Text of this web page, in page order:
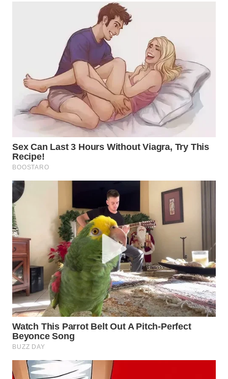
SIMALUNGUN
WN
LABUHANBATU
TAPANULI
TENGAH
SERDANG
WN
PAKPAK
WN
KARAWANG
WN
BEKASI
WN